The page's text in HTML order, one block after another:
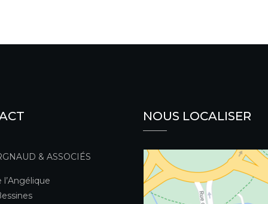
& ASSOCIÉS
l’Angélique
NOUS LOCALISER